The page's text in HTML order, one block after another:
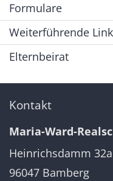
Formulare
Weiterführende
Elternbeirat
Kontakt
Maria-Ward-
Heinrichsdamm 32a
96047 Bamberg